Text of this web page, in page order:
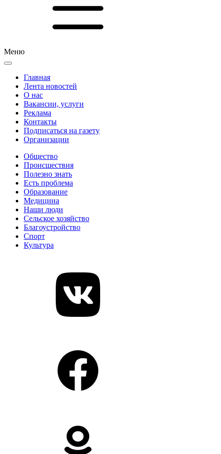
Меню
Главная
Лента новостей
О нас
Вакансии, услуги
Реклама
Контакты
Подписаться на газету
Организации
Общество
Происшествия
Полезно знать
Есть проблема
Образование
Медицина
Наши люди
Сельское хозяйство
Благоустройство
Спорт
Культура